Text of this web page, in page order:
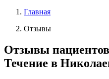
Главная
Отзывы
Отзывы
Течение в